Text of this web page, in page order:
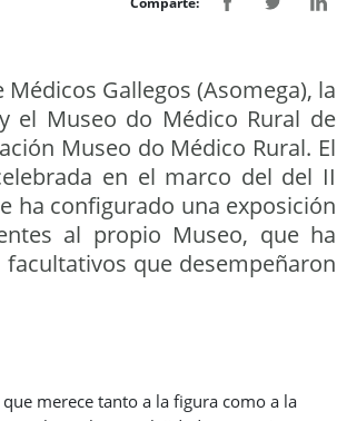
Gallegos (Asomega), la
el Museo do Médico Rural de
Museo do Médico Rural. El
en el marco del del II
ha configurado una exposición
al propio Museo, que ha
que desempeñaron
merece tanto a la figura como a la